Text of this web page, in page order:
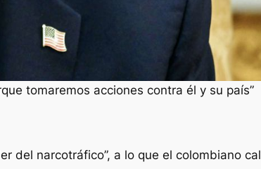
tomaremos acciones contra él y su país”
del narcotráfico”, a lo que el colombiano